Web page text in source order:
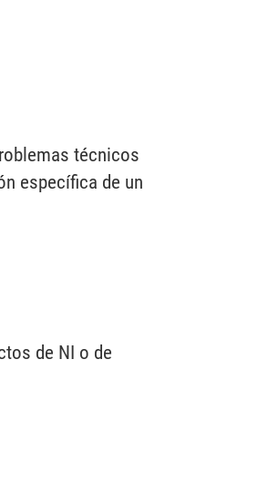
técnicos
específica de un
de NI o de